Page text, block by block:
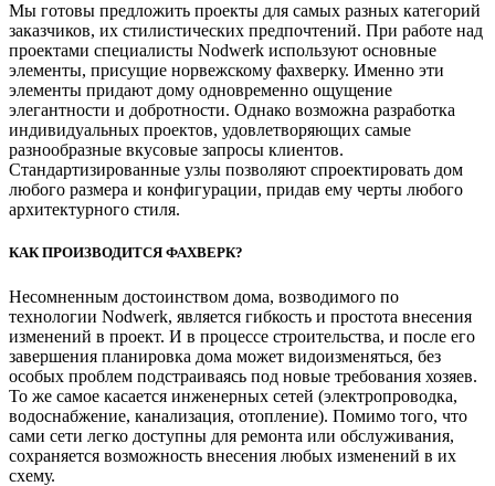
Мы готовы предложить проекты для самых разных категорий
заказчиков, их стилистических предпочтений. При работе над
проектами специалисты Nodwerk используют основные
элементы, присущие норвежскому фахверку. Именно эти
элементы придают дому одновременно ощущение
элегантности и добротности. Однако возможна разработка
индивидуальных проектов, удовлетворяющих самые
разнообразные вкусовые запросы клиентов.
Стандартизированные узлы позволяют спроектировать дом
любого размера и конфигурации, придав ему черты любого
архитектурного стиля.
КАК ПРОИЗВОДИТСЯ ФАХВЕРК?
Несомненным достоинством дома, возводимого по
технологии Nodwerk, является гибкость и простота внесения
изменений в проект. И в процессе строительства, и после его
завершения планировка дома может видоизменяться, без
особых проблем подстраиваясь под новые требования хозяев.
То же самое касается инженерных сетей (электропроводка,
водоснабжение, канализация, отопление). Помимо того, что
сами сети легко доступны для ремонта или обслуживания,
сохраняется возможность внесения любых изменений в их
схему.